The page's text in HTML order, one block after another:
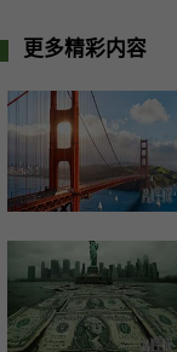
更多精彩内容